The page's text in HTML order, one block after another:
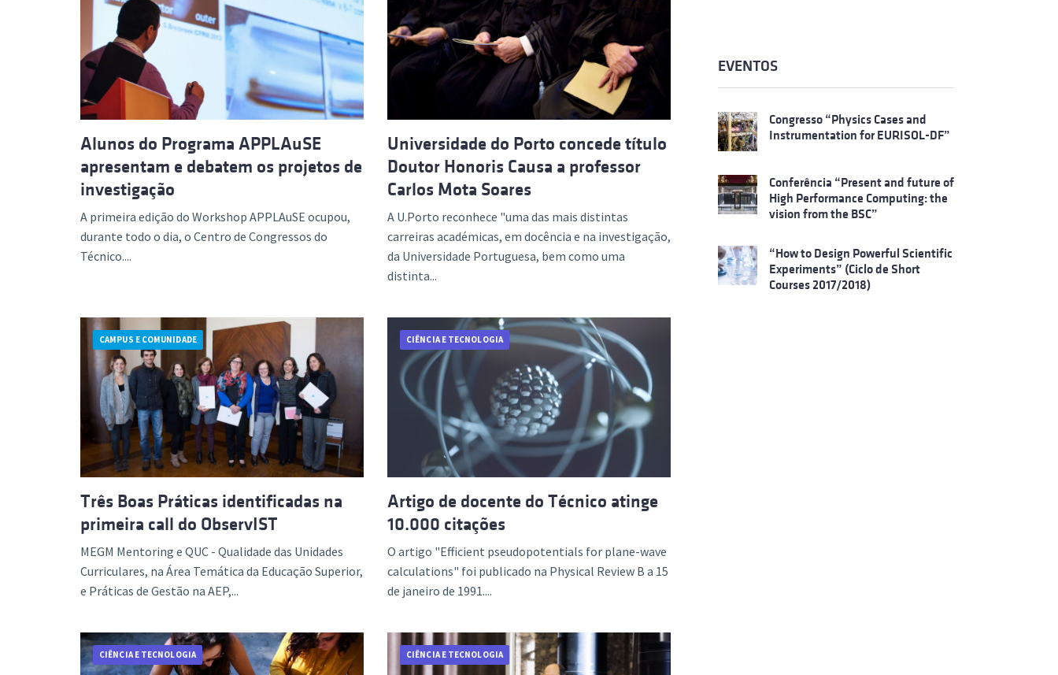
Alunos do Programa APPLAuSE
apresentam e debatem os projetos de
investigação
A primeira edição do Workshop APPLAuSE ocupou,
durante todo o dia, o Centro de Congressos do
Técnico....
Universidade do Porto concede título
Doutor Honoris Causa a professor
Carlos Mota Soares
A U.Porto reconhece "uma das mais distintas
carreiras académicas, em docência e na investigação,
da Universidade Portuguesa, bem como uma
distinta...
CAMPUS E COMUNIDADE
Três Boas Práticas identificadas na
primeira call do ObservIST
MEGM Mentoring e QUC - Qualidade das Unidades
Curriculares, na Área Temática da Educação Superior,
e Práticas de Gestão na AEP,...
CIÊNCIA E TECNOLOGIA
Artigo de docente do Técnico atinge
10.000 citações
O artigo "Efficient pseudopotentials for plane-wave
calculations" foi publicado na Physical Review B a 15
de janeiro de 1991....
CIÊNCIA E TECNOLOGIA CIÊNCIA E TECNOLOGIA
EVENTOS
Congresso “Physics Cases and
Instrumentation for EURISOL-DF”
Conferência “Present and future of
High Performance Computing: the
vision from the BSC”
“How to Design Powerful Scientific
Experiments” (Ciclo de Short
Courses 2017/2018)